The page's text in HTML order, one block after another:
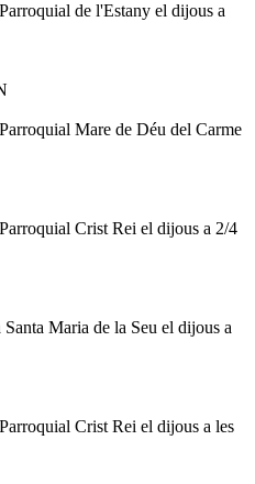
de l'Estany el dijous a
Mare de Déu del Carme
Crist Rei el dijous a 2/4
Maria de la Seu el dijous a
Crist Rei el dijous a les